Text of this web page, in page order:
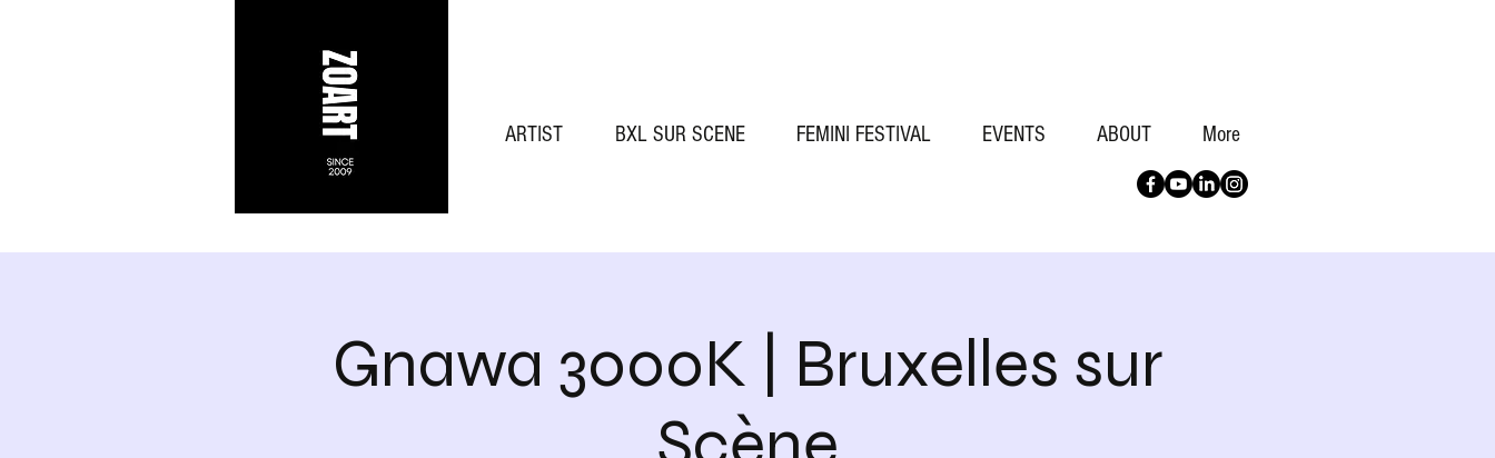
ARTIST BXL SUR SCENE FEMINI FESTIVAL EVENTS ABOUT More
Gnawa 3000K | Bruxelles sur